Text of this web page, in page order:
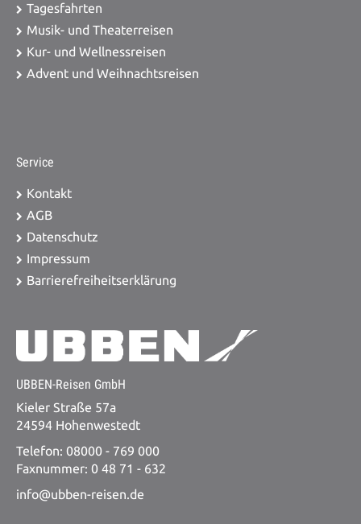
Tagesfahrten
Musik- und Theaterreisen
Kur- und Wellnessreisen
Advent und Weihnachtsreisen
Service
Kontakt
AGB
Datenschutz
Impressum
Barrierefreiheitserklärung
UBBEN-Reisen GmbH
Kieler Straße 57a
24594 Hohenwestedt
Telefon: 08000 - 769 000
Faxnummer: 0 48 71 - 632
info@ubben-reisen.de